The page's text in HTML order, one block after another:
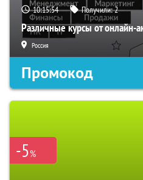
10:15:53 Получили:2
Различные курсы от онлайн-
Россия
Промокод
-5%